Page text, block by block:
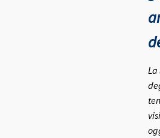
La